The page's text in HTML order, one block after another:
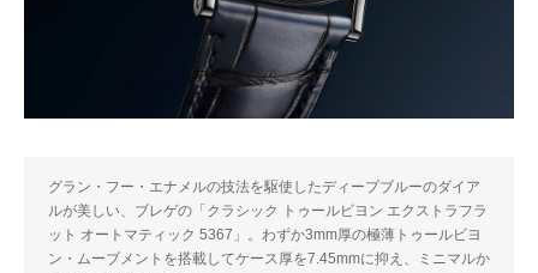
グラン・フー・エナメルの技法を駆使したディープブルーのダイア
ルが美しい、ブレゲの「クラシック トゥールビヨン エクストラフラ
ット オートマティック 5367」。わずか3mm厚の極薄トゥールビヨ
ン・ムーブメントを搭載してケース厚を7.45mmに抑え、ミニマルか